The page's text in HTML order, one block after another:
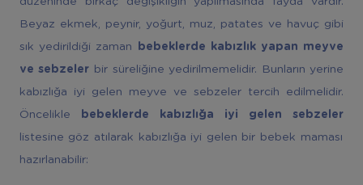
Beyaz ekmek, peynir, yoğurt, muz, patates ve havuç gibi
sık yedirildiği zaman
bebeklerde kabızlık yapan meyve
ve sebzeler bir süreliğine yedirilmemelidir. Bunların yerine
kabızlığa iyi gelen meyve ve sebzeler tercih edilmelidir.
Öncelikle
bebeklerde kabızlığa iyi gelen sebzeler
listesine göz atılarak kabızlığa iyi gelen bir bebek maması
hazırlanabilir: